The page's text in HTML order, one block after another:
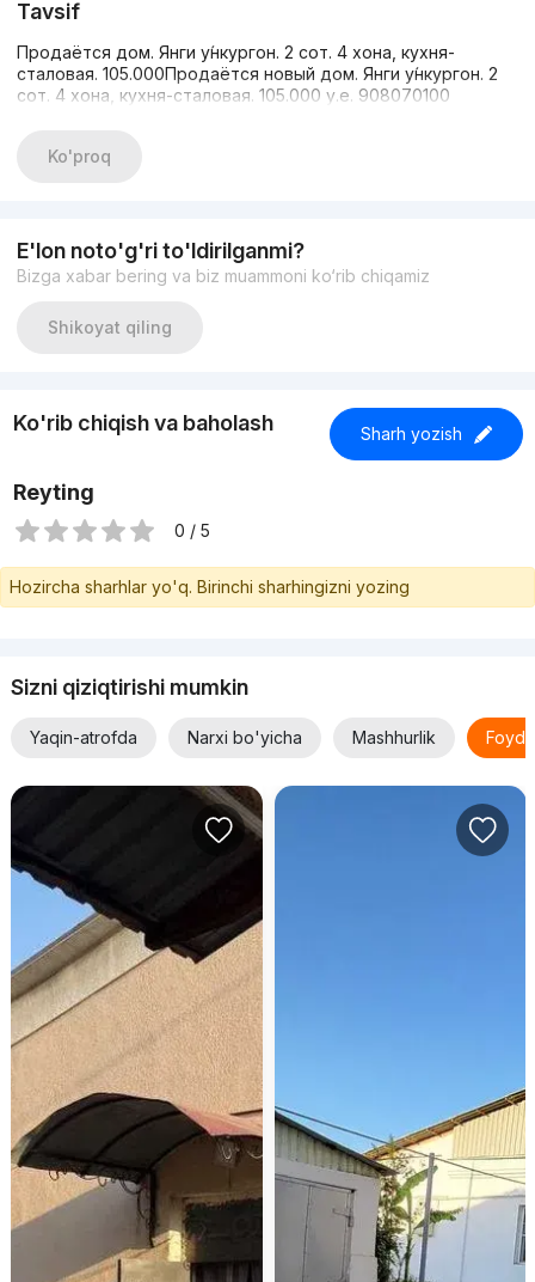
Tavsif
Продаётся дом. Янги у́нкургон. 2 сот. 4 хона, кухня-
сталовая. 105.000Продаётся новый дом. Янги у́нкургон. 2
сот. 4 хона, кухня-сталовая. 105.000 у.е. 908070100
Ko'proq
E'lon noto'g'ri to'ldirilganmi?
Bizga xabar bering va biz muammoni ko‘rib chiqamiz
Shikoyat qiling
Ko'rib chiqish va baholash Sharh yozish
Reyting
0 / 5
Hozircha sharhlar yo'q. Birinchi sharhingizni yozing
Sizni qiziqtirishi mumkin
Yaqin-atrofda Narxi bo'yicha Mashhurlik